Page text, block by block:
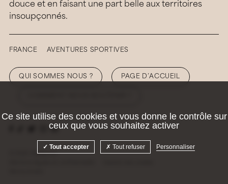
douce et en faisant une part belle aux territoires
insoupçonnés.
FRANCE AVENTURES SPORTIVES
QUI SOMMES NOUS ? PAGE D’ACCUEIL
© 2026 Hellolaroux
Ce site utilise des cookies et vous donne le contrôle sur
ceux que vous souhaitez activer
Tout accepter Tout refuser Personnaliser